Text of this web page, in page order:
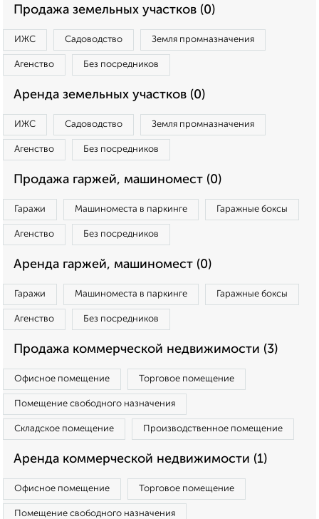
Продажа земельных участков (0)
ИЖС Садоводство Земля промназначения
Агенство Без посредников
Аренда земельных участков (0)
ИЖС Садоводство Земля промназначения
Агенство Без посредников
Продажа гаржей, машиномест (0)
Гаражи Машиноместа в паркинге Гаражные боксы
Агенство Без посредников
Аренда гаржей, машиномест (0)
Гаражи Машиноместа в паркинге Гаражные боксы
Агенство Без посредников
Продажа коммерческой недвижимости (3)
Офисное помещение Торговое помещение
Помещение свободного назначения
Складское помещение Производственное помещение
Аренда коммерческой недвижимости (1)
Офисное помещение Торговое помещение
Помещение свободного назначения